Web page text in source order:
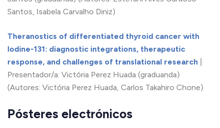
Santos, Isabela Carvalho Diniz)
Theranostics of differentiated thyroid cancer with
Iodine-131: diagnostic integrations, therapeutic
response, and challenges of translational research
Presentador/a: Victória Perez Huada (graduanda)
(Autores: Victória Perez Huada, Carlos Takahiro Chone)
Pósteres electrónicos